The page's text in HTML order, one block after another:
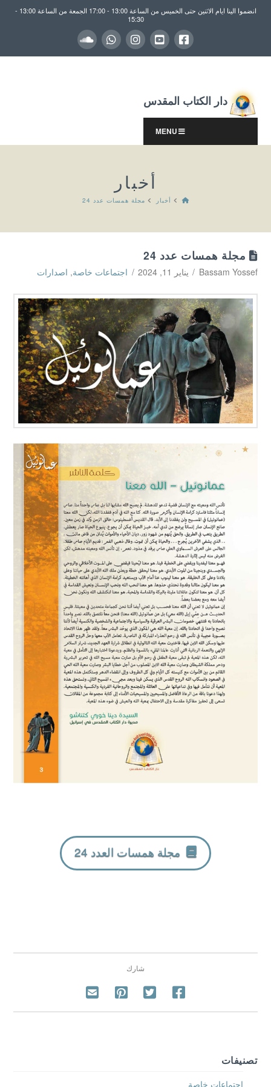
انضموا الينا ايام الاثنين حتى الخميس من الساعة 13:00 - 17:00 الجمعة من الساعة 13:00 -
15:30
دار الكتاب المقدس
MENU
أخبار
HOMEأخبار مجلة همسات عدد 24
مجلة همسات عدد 24
Bassam Yossef يناير 11, 2024 اجتماعات خاصة, اصدارات
مجلة همسات العدد 24
شارك
تصنيفات
اجتماعات خاصة